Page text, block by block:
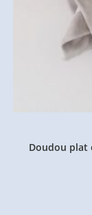
Doudou plat